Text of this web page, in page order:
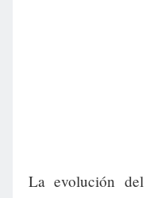
La evolución